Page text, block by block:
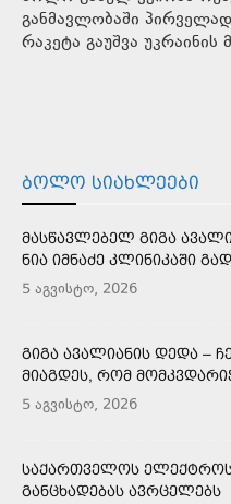
განმავლობაში
რაკეტა გაუშვა
ᲑᲝᲚᲝ ᲡᲘᲐᲮᲚᲔᲔᲑᲘ
ᲛᲐᲡᲬᲐᲕᲚᲔᲑᲔᲚ ᲒᲘᲒᲐ
ᲜᲘᲐ ᲘᲛᲜᲐᲫᲔ ᲙᲚᲘᲜᲘᲙᲐᲨᲘ
5 აგვისტო, 2026
ᲒᲘᲒᲐ ᲐᲕᲐᲚᲘᲐᲜᲘᲡ ᲓᲔᲓᲐ –
ᲛᲘᲐᲒᲓᲔᲡ, ᲠᲝᲛ
5 აგვისტო, 2026
ᲡᲐᲥᲐᲠᲗᲕᲔᲚᲝᲡ
ᲒᲐᲜᲪᲮᲐᲓᲔᲑᲐᲡ ᲐᲕᲠᲪᲔᲚᲔᲑᲡ